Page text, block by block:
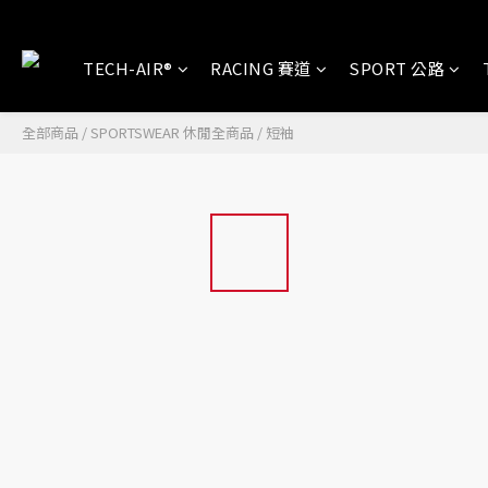
TECH-AIR® RACING 賽道 SPORT 公路
全部商品 /SPORTSWEAR 休閒全商品 / 短袖